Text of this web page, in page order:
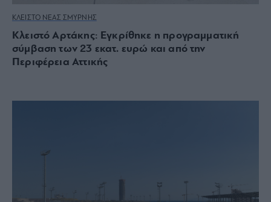
ΚΛΕΙΣΤΟ ΝΕΑΣ ΣΜΥΡΝΗΣ
Κλειστό Αρτάκης: Εγκρίθηκε η προγραμματική
σύμβαση των 23 εκατ. ευρώ και από την
Περιφέρεια Αττικής